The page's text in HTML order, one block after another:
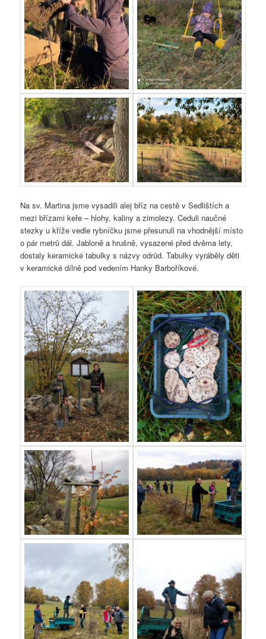
Na sv. Martina jsme vysadili alej bříz na cestě v Sedlištích a
mezi břízami keře – hlohy, kaliny a zimolezy. Ceduli naučné
stezky u kříže vedle rybníčku jsme přesunuli na vhodnější místo
o pár metrů dál. Jabloně a hrušně, vysazené před dvěma lety,
dostaly keramické tabulky s názvy odrůd. Tabulky vyráběly děti
v keramické dílně pod vedením Hanky Barboříkové.